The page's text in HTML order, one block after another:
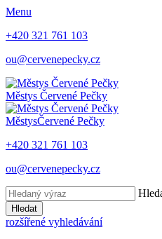
Menu
+420 321 761 103
ou@cervenepecky.cz
Městys Červené Pečky
MěstysČervené Pečky
+420 321 761 103
ou@cervenepecky.cz
Hledat
rozšířené vyhledávání